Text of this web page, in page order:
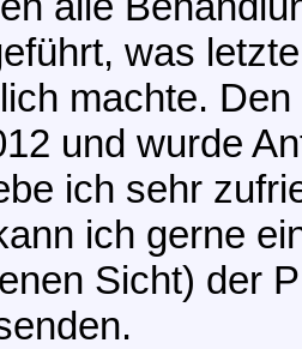
was
machte.
und wurde
ich sehr
ich gerne
Sicht) der